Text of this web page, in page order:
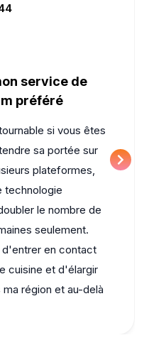
service de
préféré
si vous êtes
sa portée sur
plateformes,
technologie
le nombre de
seulement.
en contact
cuisine et d'élargir
région et au-delà